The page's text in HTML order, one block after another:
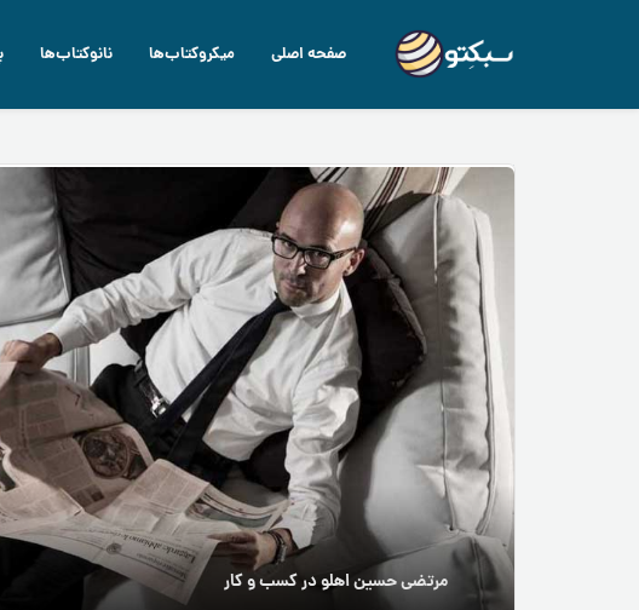
صفحه اصلی میکروکتاب‌ها نانوکتاب‌ها
مرتضی حسین اهلودرکسب و کار